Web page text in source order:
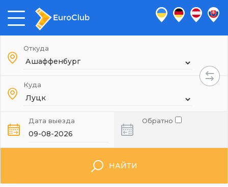
Откуда
Куда
Дата выезда Обратно
НАЙТИ